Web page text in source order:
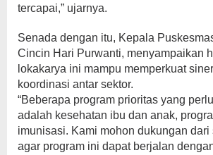
tercapai,” ujarnya.
Senada dengan itu, Kepala
Cincin Hari Purwanti, menyampaikan
lokakarya ini mampu memperkuat
koordinasi antar sektor.
“Beberapa program prioritas yang
adalah kesehatan ibu dan anak,
imunisasi. Kami mohon dukungan dari
agar program ini dapat berjalan